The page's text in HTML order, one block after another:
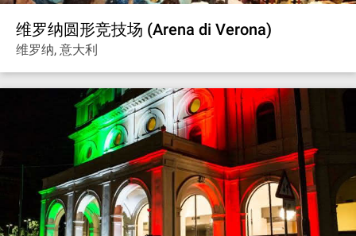
维罗纳圆形竞技场 (Arena di Verona)
维罗纳, 意大利